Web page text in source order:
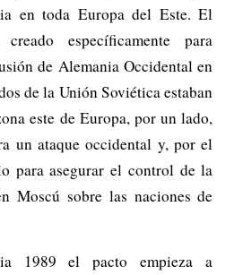
en toda Europa del Este. El
específicamente para
de Alemania Occidental en
de la Unión Soviética estaban
este de Europa, por un lado,
un ataque occidental y, por el
para asegurar el control de la
Moscú sobre las naciones de
1989 el pacto empieza a